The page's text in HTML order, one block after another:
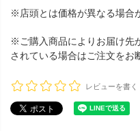
※店頭とは価格が異なる場合
※ご購入商品によりお届け先
されている場合はご注文をお
レビューを書く